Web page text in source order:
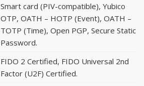
Smart card (PIV-compatible), Yubico
OTP, OATH – HOTP (Event), OATH –
TOTP (Time), Open PGP, Secure Static
Password.
FIDO 2 Certified, FIDO Universal 2nd
Factor (U2F) Certified.